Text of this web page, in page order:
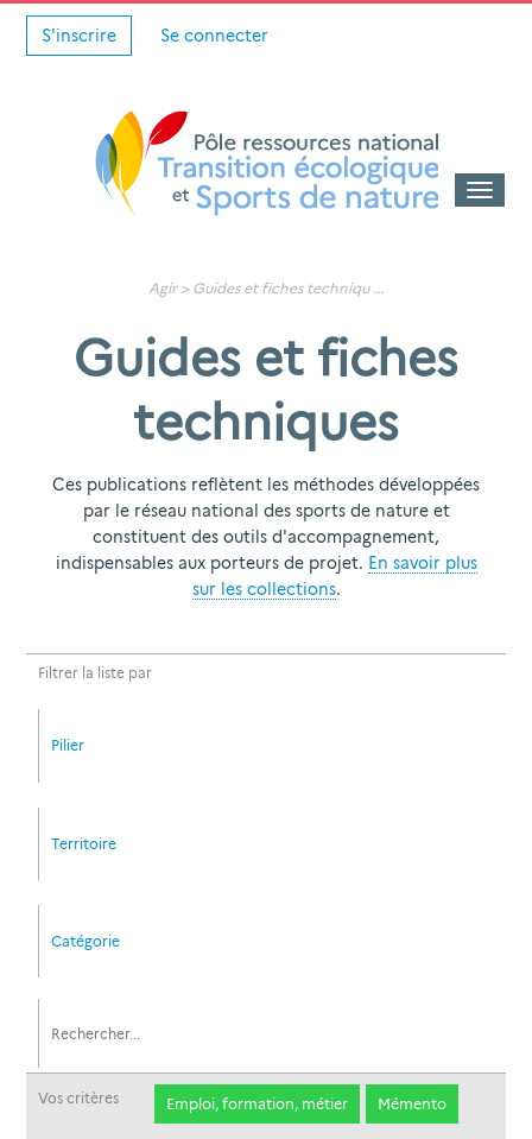
S'inscrire Se connecter
Toggle
Agir > Guides et fiches techniqu...
Guides et fiches
techniques
Ces publications reflètent les méthodes développées
par le réseau national des sports de nature et
constituent des outils d'accompagnement,
indispensables aux porteurs de projet. En savoir plus
sur les collections.
Filtrer la liste par
Pilier
Territoire
Catégorie
Vos critères Emploi, formation, métier Mémento